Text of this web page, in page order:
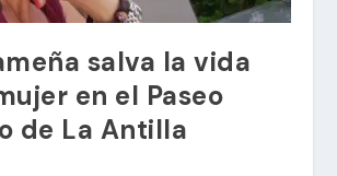
salva la vida
en el Paseo
de La Antilla